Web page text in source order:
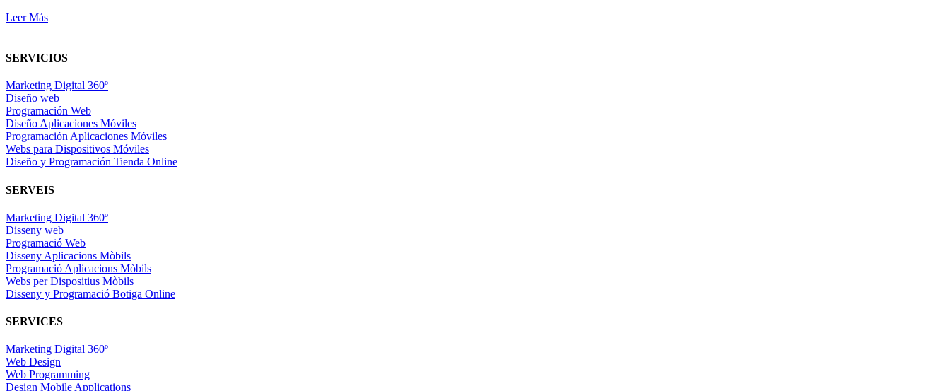
Leer Más
SERVICIOS
Marketing Digital 360º
Diseño web
Programación Web
Diseño Aplicaciones Móviles
Programación Aplicaciones Móviles
Webs para Dispositivos Móviles
Diseño y Programación Tienda Online
SERVEIS
Marketing Digital 360º
Disseny web
Programació Web
Disseny Aplicacions Mòbils
Programació Aplicacions Mòbils
Webs per Dispositius Mòbils
Disseny y Programació Botiga Online
SERVICES
Marketing Digital 360º
Web Design
Web Programming
Design Mobile Applications